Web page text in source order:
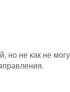
но не как не могу